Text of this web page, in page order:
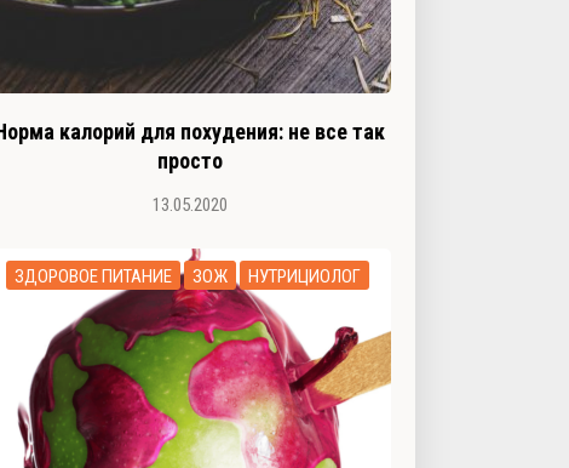
калорий для похудения: не все так
просто
13.05.2020
ЗДОРОВОЕ ПИТАНИЕ ЗОЖ НУТРИЦИОЛОГ